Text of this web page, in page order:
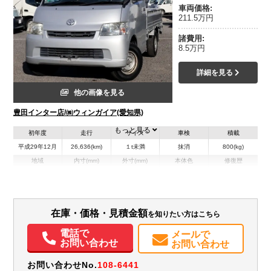
他の画像を見る
豊田インター店/㈱ウィンガイア(愛知県)
車両価格:
211.5万円
諸費用:
8.5万円
詳細を見る
初年度
平成29年12月
走行
26,636(km)
サイズ
１t未満
車検
抹消
積載
800(kg)
地域 内寸(mm) 外寸(mm) 本体色 修復歴
装備情報
エアコン パワステ パワーウィンドウ
もっと見る
在庫・価格・見積金額を知りたい方はこちら
電話で
お問い合わせ
メールで
お問い合わせ
お問い合わせNo.108-6441